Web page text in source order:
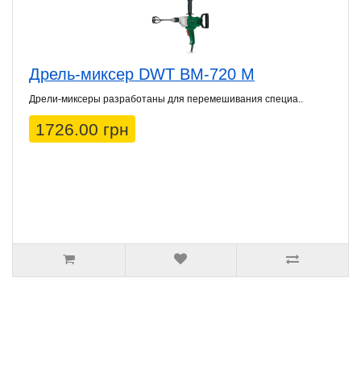
Дрель-миксер DWT BM-720 M
Дрели-миксеры разработаны для перемешивания специа..
1726.00 грн